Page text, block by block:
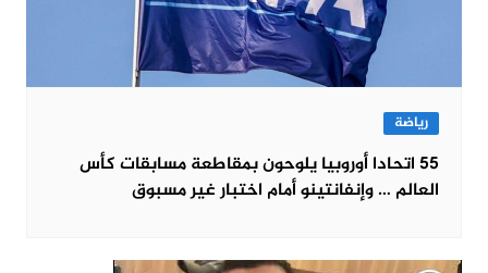
رياضة
55 اتحادا أوروبيا يلوحون بمقاطعة مسابقات كأس
العالم … وإنفانتينو أمام اختبار غير مسبوق